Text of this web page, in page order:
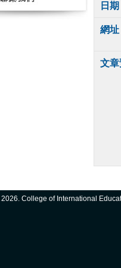
日期
網址
文
2026. College of International